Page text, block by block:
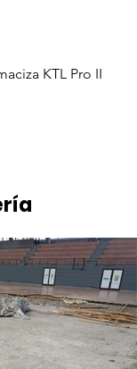
KTL Pro II